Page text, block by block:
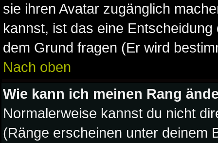
sie ihren Avatar zugänglich
kannst, ist das eine
dem Grund fragen (Er wird
Nach oben
Wie kann ich meinen Rang
Normalerweise kannst du nicht
(Ränge erscheinen unter deinem